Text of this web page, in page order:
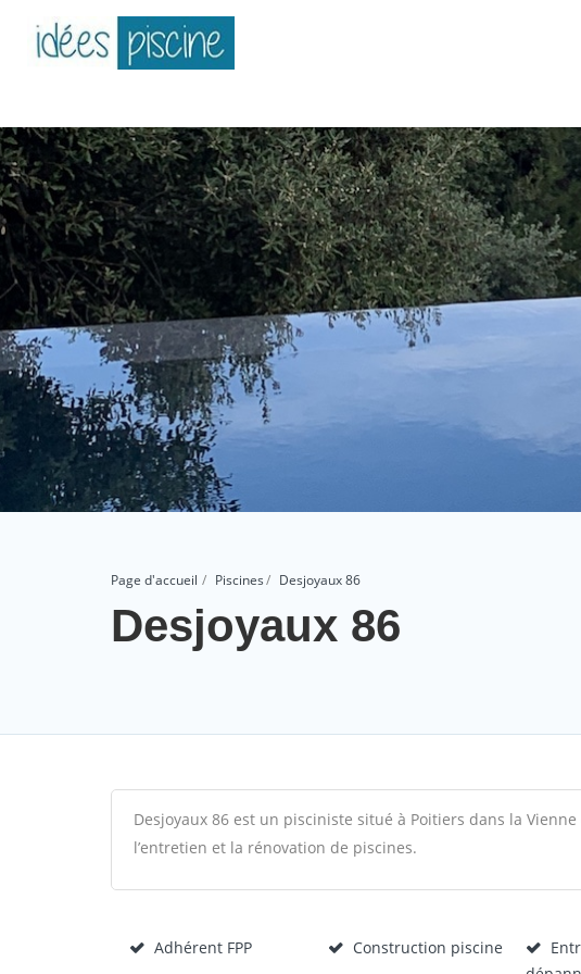
Page d'accueil Piscines Desjoyaux 86
Desjoyaux 86
Desjoyaux 86 est un pisciniste situé à Poitiers dans la
l’entretien et la rénovation de piscines.
Adhérent FPP Construction piscine